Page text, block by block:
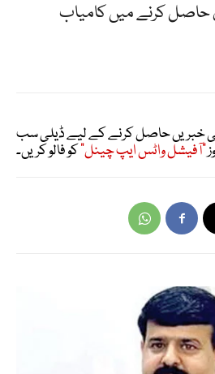
برتری حاصل کرنے میں کامیاب
خبریں حاصل کرنے کے لیے ڈیلی سب
"آفیشل واٹس ایپ چینل"کو فالو کریں۔